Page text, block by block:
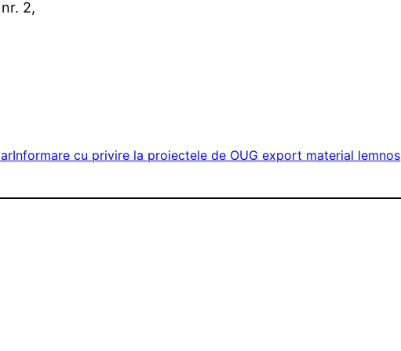
2,
Informare cu privire la proiectele de OUG export material lemnos